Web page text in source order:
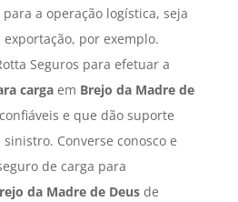
a operação logística, seja
por exemplo.
Seguros para efetuar a
cargaem Brejo da Madre de
e que dão suporte
Converse conosco e
de carga para
da Madre de Deusde